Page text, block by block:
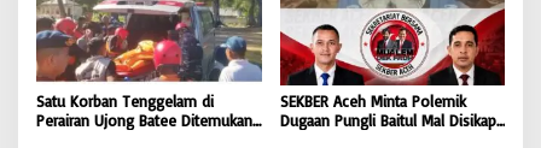
Satu Korban Tenggelam di
Perairan Ujong Batee Ditemukan,
SEKBER Aceh Minta Polemik
Dugaan Pungli Baitul Mal Disikapi